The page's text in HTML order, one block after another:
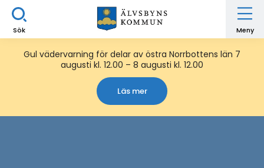
Sök Meny
Gul vädervarning för delar av östra Norrbottens län 7
augusti kl. 12.00 – 8 augusti kl. 12.00
Läs mer